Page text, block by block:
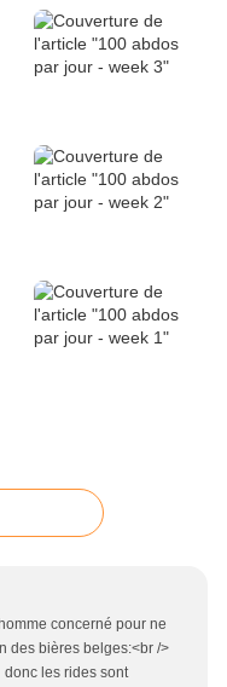
concerné pour ne
des bières belges:<br />
les rides sont